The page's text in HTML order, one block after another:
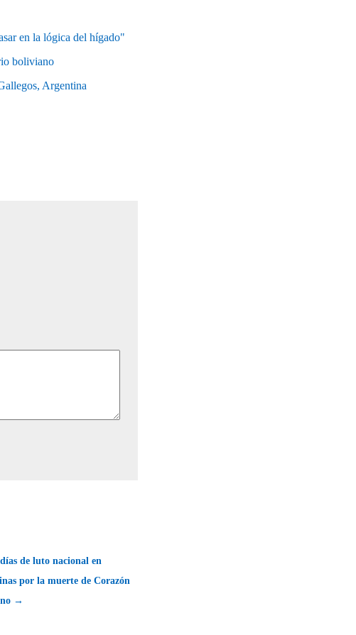
en la lógica del hígado"
boliviano
Argentina
de luto nacional en
por la muerte de Corazón
→